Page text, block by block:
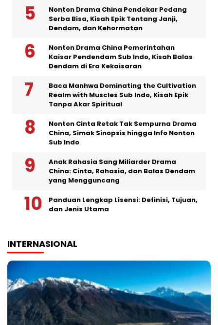
Nonton Drama China Pendekar Pedang
Serba Bisa, Kisah Epik Tentang Janji,
Dendam, dan Kehormatan
Nonton Drama China Pemerintahan
Kaisar Pendendam Sub Indo, Kisah Balas
Dendam di Era Kekaisaran
Baca Manhwa Dominating the Cultivation
Realm with Muscles Sub Indo, Kisah Epik
Tanpa Akar Spiritual
Nonton Cinta Retak Tak Sempurna Drama
China, Simak Sinopsis hingga Info Nonton
Sub Indo
Anak Rahasia Sang Miliarder Drama
China: Cinta, Rahasia, dan Balas Dendam
yang Mengguncang
Panduan Lengkap Lisensi: Definisi, Tujuan,
dan Jenis Utama
INTERNASIONAL